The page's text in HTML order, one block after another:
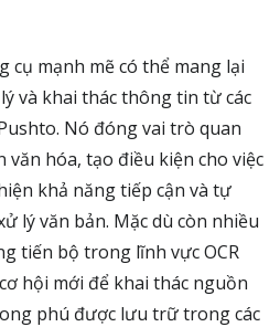
cụ mạnh mẽ có thể mang lại
và khai thác thông tin từ các
Nó đóng vai trò quan
hóa, tạo điều kiện cho việc
khả năng tiếp cận và tự
lý văn bản. Mặc dù còn nhiều
tiến bộ trong lĩnh vực OCR
hội mới để khai thác nguồn
phú được lưu trữ trong các